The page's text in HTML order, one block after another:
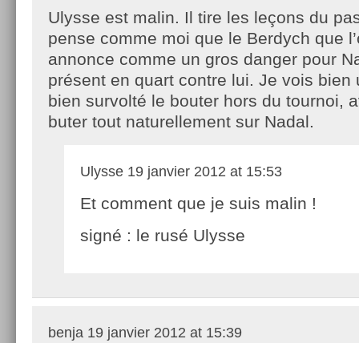
Ulysse est malin. Il tire les leçons du
pense comme moi que le Berdych que
annonce comme un gros danger pour
présent en quart contre lui. Je vois bien
bien survolté le bouter hors du tournoi,
buter tout naturellement sur Nadal.
Ulysse 19 janvier 2012 at 15:53
Et comment que je suis malin !
signé : le rusé Ulysse
benja 19 janvier 2012 at 15:39